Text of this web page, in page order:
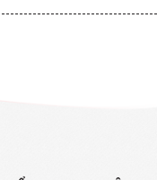
chiếc tạp dề
trước cho nhân viên